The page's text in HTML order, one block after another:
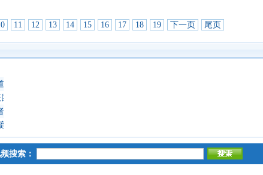
11 12 13 14 15 16 17 18 19 下一页 尾页
日延僧诵经祈福
蔡义批会长率领抵达上海崇明岛考察访问
师
等侨领出席
搜索：